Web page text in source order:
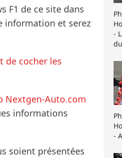
F1 de ce site dans
information et serez
de cocher les
Nextgen-Auto.com
informations
soient présentées
-
-